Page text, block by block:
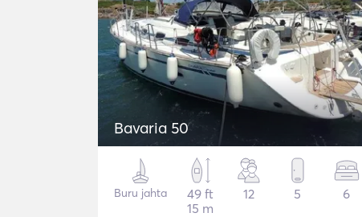
Bavaria 50
Buru jahta
49 ft
15 m
12 5 6